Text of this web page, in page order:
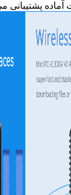
پشتیبانی